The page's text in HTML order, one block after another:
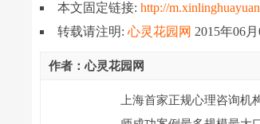
本文固定链接:http://
转载请注明:心灵花园网 2015年06
作者：心灵花园网
上海首家正规心理咨询